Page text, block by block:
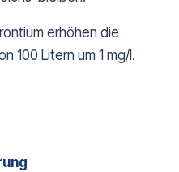
erhöhen die
100 Litern um 1 mg/l.